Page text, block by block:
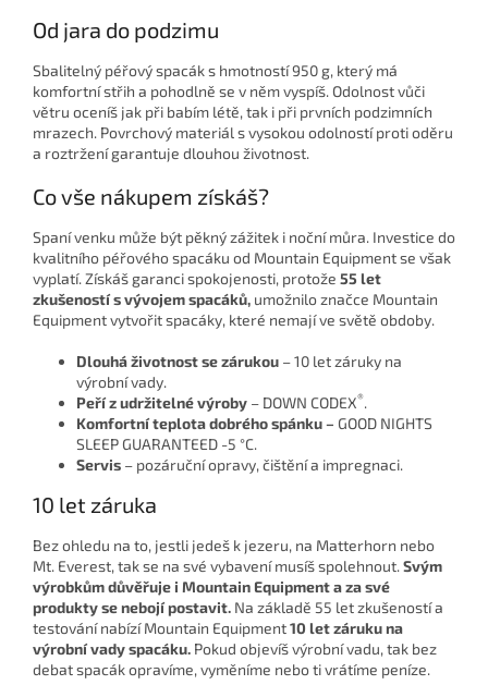
Od jara do podzimu
Sbalitelný péřový spacák s hmotností 950 g, který má
komfortní střih a pohodlně se v něm vyspíš. Odolnost vůči
větru oceníš jak při babím létě, tak i při prvních podzimních
mrazech. Povrchový materiál s vysokou odolností proti oděru
a roztržení garantuje dlouhou životnost.
Co vše nákupem získáš?
Spaní venku může být pěkný zážitek i noční můra. Investice do
kvalitního péřového spacáku od Mountain Equipment se však
vyplatí. Získáš garanci spokojenosti, protože 55 let
zkušeností s vývojem spacáků, umožnilo značce Mountain
Equipment vytvořit spacáky, které nemají ve světě obdoby.
Dlouhá životnost se zárukou – 10 let záruky na
výrobní vady.
Peří z udržitelné výroby – DOWN CODEX®.
Komfortní teplota dobrého spánku – GOOD NIGHTS
SLEEP GUARANTEED -5 °C.
Servis – pozáruční opravy, čištění a impregnaci.
10 let záruka
Bez ohledu na to, jestli jedeš k jezeru, na Matterhorn nebo
Mt. Everest, tak se na své vybavení musíš spolehnout. Svým
výrobkům důvěřuje i Mountain Equipment a za své
produkty se nebojí postavit. Na základě 55 let zkušeností a
testování nabízí Mountain Equipment10 let záruku na
výrobní vady spacáku. Pokud objevíš výrobní vadu, tak bez
debat spacák opravíme, vyměníme nebo ti vrátíme peníze.